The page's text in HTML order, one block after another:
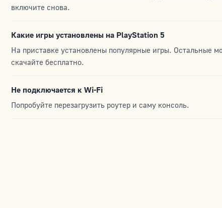
включите снова.
Какие игры установлены на PlayStation 5
На приставке установлены популярные игры. Остальные
скачайте бесплатно.
Не подключается к Wi-Fi
Попробуйте перезагрузить роутер и саму консоль.